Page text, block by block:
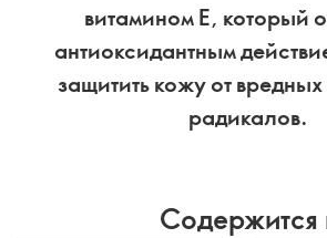
витамином Е, который
антиоксидантным
защитить кожу от
радикалов.
Содержится